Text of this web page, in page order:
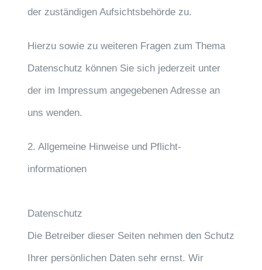
der zuständigen Aufsichtsbehörde zu.
Hierzu sowie zu weiteren Fragen zum Thema
Datenschutz können Sie sich jederzeit unter
der im Impressum angegebenen Adresse an
uns wenden.
2. Allgemeine Hinweise und Pflicht­
informationen
Datenschutz
Die Betreiber dieser Seiten nehmen den Schutz
Ihrer persönlichen Daten sehr ernst. Wir